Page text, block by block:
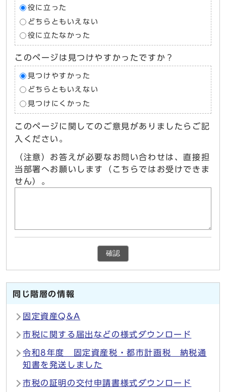
役に立った
どちらともいえない
役に立たなかった
このページは見つけやすかったですか？
見つけやすかった
どちらともいえない
見つけにくかった
このページに関してのご意見がありましたらご記
入ください。
（注意）お答えが必要なお問い合わせは、直接担
当部署へお願いします（こちらではお受けできま
せん）。
確認
同じ階層の情報
固定資産Q&A
市税に関する届出などの様式ダウンロード
令和8年度 固定資産税・都市計画税 納税通
知書を発送しました
市税の証明の交付申請書様式ダウンロード